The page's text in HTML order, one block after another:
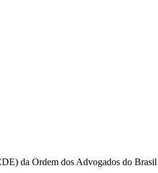
da Ordem dos Advogados do